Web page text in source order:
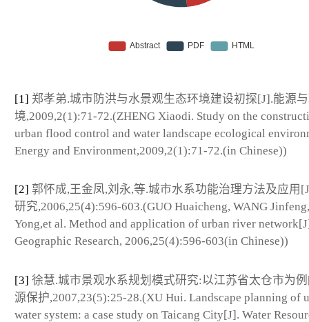
[1] 郑孝弟.城市防洪与水景观生态环境建设初探[J].能源
境,2009,2(1):71-72.(ZHENG Xiaodi. Study on the
urban flood control and water landscape ecological
Energy and Environment,2009,2(1):71-72.(in Chinese))
[2] 郭怀成,王金凤,刘永,等.城市水系功能治理方法及应用
研究,2006,25(4):596-603.(GUO Huaicheng, WANG
Yong,et al. Method and application of urban river
Geographic Research, 2006,25(4):596-603(in Chinese))
[3] 徐慧.城市景观水系规划模式研究:以江苏省太仓市为
源保护,2007,23(5):25-28.(XU Hui. Landscape planning of
water system: a case study on Taicang City[J]. Water